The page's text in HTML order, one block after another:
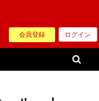
会員登録 ログイン